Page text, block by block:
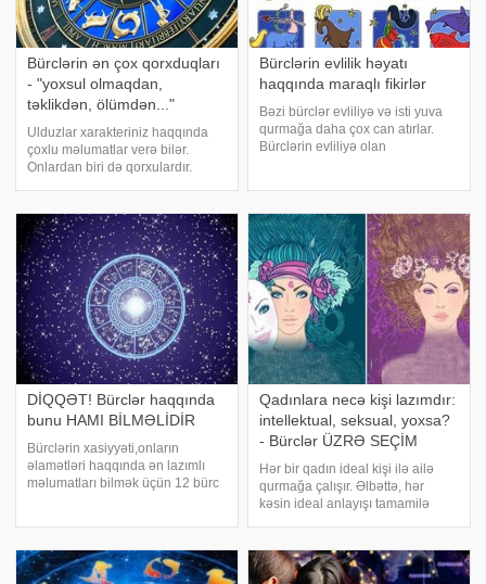
Bürclərin ən çox qorxduqları
- "yoxsul olmaqdan,
təklikdən, ölümdən..."
Ulduzlar xarakteriniz haqqında
çoxlu məlumatlar verə bilər.
Onlardan biri də qorxulardır.
təqdim edir:. Qoç – klaustrofobiya
- qapalı yerdə qalmaqdan və tək
yaşamaqda
Bürclərin evlilik həyatı
haqqında maraqlı fikirlər
Bəzi bürclər evliliyə və isti yuva
qurmağa daha çox can atırlar.
Bürclərin evliliyə olan
inanılmaz dərəcədə dəyişdirib
şənləndir
DİQQƏT! Bürclər haqqında
bunu HAMI BİLMƏLİDİR
Bürclərin xasiyyəti,onların
əlamətləri haqqında ən lazımlı
məlumatları bilmək üçün 12 bürc
Aries). 21 mart – 20 aprel
Qadınlara necə kişi lazımdır:
intellektual, seksual, yoxsa?
- Bürclər ÜZRƏ SEÇİM
Hər bir qadın ideal kişi ilə ailə
qurmağa çalışır. Əlbəttə, hər
kəsin ideal anlayışı tamamilə
təəccüblənəcəksiniz, amma bu
seçim bürclərin